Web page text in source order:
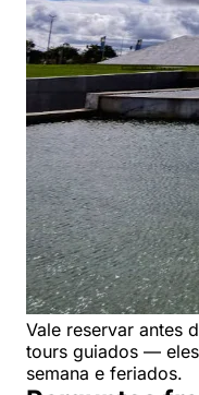
Vale reservar antes
tours guiados —
semana e feriados.